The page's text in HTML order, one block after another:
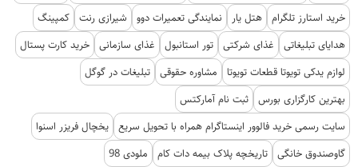
خرید استارز تلگرام هتل یار نمایندگی تعمیرات دوو شیرازی رنت کمپینگ
هدایای تبلیغاتی
غذای شرکتی تور استانبول غذای سازمانی خرید کارت پستال
لوازم یدکی تویوتا قطعات تویوتا
مشاوره حقوقی تبلیغات در گوگل
بهترین کارگزاری بورس ثبت نام آمارکتس
سایت رسمی خرید فالوور اینستاگرام همراه با تحویل سریع یخچال فریزر اسنوا
گاوصندوق خانگی تاریخچه پلاک بیمه دات کام ملودی 98